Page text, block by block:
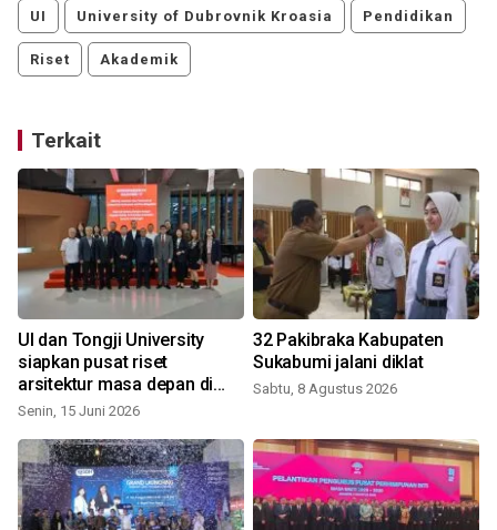
UI University of Dubrovnik Kroasia Pendidikan
Riset Akademik
Terkait
UI dan Tongji University
siapkan pusat riset
arsitektur masa depan di
Asia Tenggara
Senin, 15 Juni 2026
32 Pakibraka Kabupaten
Sukabumi jalani diklat
Sabtu, 8 Agustus 2026